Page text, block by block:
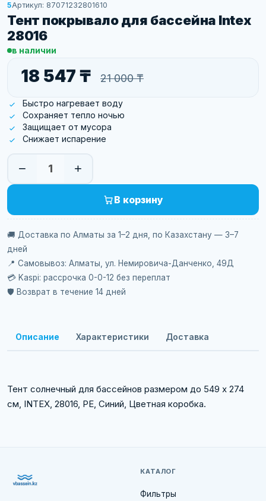
5Артикул: 87071232801610
Тент покрывало для бассейна Intex
28016
в наличии
18 547 ₸ 21 000 ₸
Быстро нагревает воду
Сохраняет тепло ночью
Защищает от мусора
Снижает испарение
− 1 +
В корзину
🚚 Доставка по Алматы за 1–2 дня, по Казахстану — 3–7
дней
📍 Самовывоз: Алматы, ул. Немировича-Данченко, 49Д
💳 Kaspi: рассрочка 0-0-12 без переплат
🛡️ Возврат в течение 14 дней
Описание Характеристики Доставка
Тент солнечный для бассейнов размером до 549 x 274
см, INTEX, 28016, PE, Синий, Цветная коробка.
КАТАЛОГ
Фильтры